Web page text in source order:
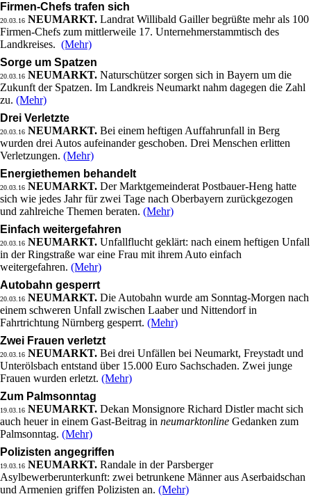
Firmen-Chefs trafen sich
20.03.16 NEUMARKT. Landrat Willibald Gailler begrüßte mehr als 100
Firmen-Chefs zum mittlerweile 17. Unternehmerstammtisch des
Landkreises. (Mehr)
Sorge um Spatzen
20.03.16 NEUMARKT. Naturschützer sorgen sich in Bayern um die
Zukunft der Spatzen. Im Landkreis Neumarkt nahm dagegen die Zahl
zu. (Mehr)
Drei Verletzte
20.03.16 NEUMARKT. Bei einem heftigen Auffahrunfall in Berg
wurden drei Autos aufeinander geschoben. Drei Menschen erlitten
Verletzungen. (Mehr)
Energiethemen behandelt
20.03.16 NEUMARKT. Der Marktgemeinderat Postbauer-Heng hatte
sich wie jedes Jahr für zwei Tage nach Oberbayern zurückgezogen
und zahlreiche Themen beraten. (Mehr)
Einfach weitergefahren
20.03.16 NEUMARKT. Unfallflucht geklärt: nach einem heftigen Unfall
in der Ringstraße war eine Frau mit ihrem Auto einfach
weitergefahren. (Mehr)
Autobahn gesperrt
20.03.16 NEUMARKT. Die Autobahn wurde am Sonntag-Morgen nach
einem schweren Unfall zwischen Laaber und Nittendorf in
Fahrtrichtung Nürnberg gesperrt. (Mehr)
Zwei Frauen verletzt
20.03.16 NEUMARKT. Bei drei Unfällen bei Neumarkt, Freystadt und
Unterölsbach entstand über 15.000 Euro Sachschaden. Zwei junge
Frauen wurden erletzt. (Mehr)
Zum Palmsonntag
19.03.16 NEUMARKT. Dekan Monsignore Richard Distler macht sich
auch heuer in einem Gast-Beitrag in neumarktonline Gedanken zum
Palmsonntag. (Mehr)
Polizisten angegriffen
19.03.16 NEUMARKT. Randale in der Parsberger
Asylbewerberunterkunft: zwei betrunkene Männer aus Aserbaidschan
und Armenien griffen Polizisten an. (Mehr)